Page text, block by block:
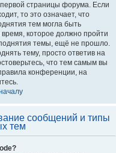
страницы форума. Если
то это означает, что
тем могла быть
которое должно пройти
темы, ещё не прошло.
тему, просто ответив на
что тем самым вы
конференции, на
сообщений и типы
тем